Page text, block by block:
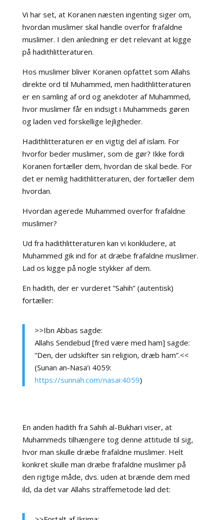
Vi har set, at Koranen næsten ingenting siger om,
hvordan muslimer skal handle overfor frafaldne
muslimer. I den anledning er det relevant at kigge
på hadithlitteraturen.
Hos muslimer bliver Koranen opfattet som Allahs
direkte ord til Muhammed, men hadithlitteraturen
er en samling af ord og anekdoter af Muhammed,
hvor muslimer får en indsigt i Muhammeds gøren
og laden ved forskellige lejligheder.
Hadithlitteraturen er en vigtig del af islam. For
hvorfor beder muslimer, som de gør? Ikke fordi
Koranen fortæller dem, hvordan de skal bede. For
det er nemlig hadithlitteraturen, der fortæller dem
hvordan.
Hvordan agerede Muhammed overfor frafaldne
muslimer?
Ud fra hadithlitteraturen kan vi konkludere, at
Muhammed gik ind for at dræbe frafaldne muslimer.
Lad os kigge på nogle stykker af dem.
En hadith, der er vurderet ”Sahih” (autentisk)
fortæller:
>>Ibn Abbas sagde:
Allahs Sendebud [fred være med ham] sagde:
”Den, der udskifter sin religion, dræb ham”.<<
(Sunan an-Nasa’i 4059:
https://sunnah.com/nasai:4059)
En anden hadith fra Sahih al-Bukhari viser, at
Muhammeds tilhængere tog denne attitude til sig,
hvor man skulle dræbe frafaldne muslimer. Helt
konkret skulle man dræbe frafaldne muslimer på
den rigtige måde, dvs. uden at brænde dem med
ild, da det var Allahs straffemetode lød det: